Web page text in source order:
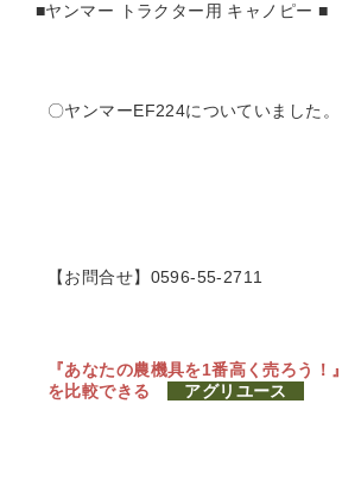
■ヤンマー トラクター用 キャノピー ■
〇ヤンマーEF224についていました。
【お問合せ】0596-55-2711
『あなたの農機具を1番高く売ろう！』
を比較できる
アグリユース